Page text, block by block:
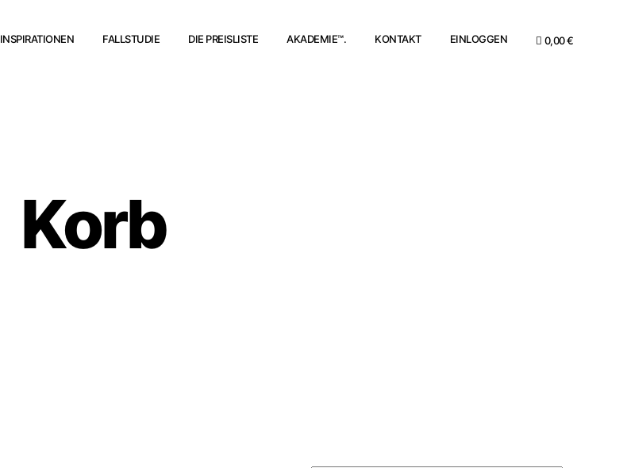
INSPIRATIONEN FALLSTUDIE DIE PREISLISTE AKADEMIE™. KONTAKT EINLOGGEN 0,00 €
Korb